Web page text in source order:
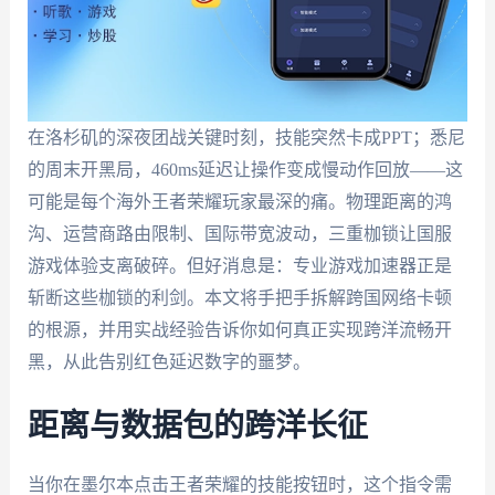
在洛杉矶的深夜团战关键时刻，技能突然卡成PPT；悉尼
的周末开黑局，460ms延迟让操作变成慢动作回放——这
可能是每个海外王者荣耀玩家最深的痛。物理距离的鸿
沟、运营商路由限制、国际带宽波动，三重枷锁让国服
游戏体验支离破碎。但好消息是：专业游戏加速器正是
斩断这些枷锁的利剑。本文将手把手拆解跨国网络卡顿
的根源，并用实战经验告诉你如何真正实现跨洋流畅开
黑，从此告别红色延迟数字的噩梦。
距离与数据包的跨洋长征
当你在墨尔本点击王者荣耀的技能按钮时，这个指令需